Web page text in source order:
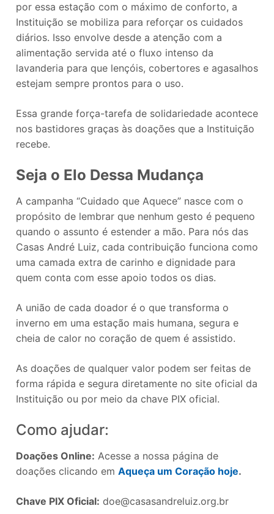
por essa estação com o máximo de conforto, a
Instituição se mobiliza para reforçar os cuidados
diários. Isso envolve desde a atenção com a
alimentação servida até o fluxo intenso da
lavanderia para que lençóis, cobertores e agasalhos
estejam sempre prontos para o uso.
Essa grande força-tarefa de solidariedade acontece
nos bastidores graças às doações que a Instituição
recebe.
Seja o Elo Dessa Mudança
A campanha “Cuidado que Aquece” nasce com o
propósito de lembrar que nenhum gesto é pequeno
quando o assunto é estender a mão. Para nós das
Casas André Luiz, cada contribuição funciona como
uma camada extra de carinho e dignidade para
quem conta com esse apoio todos os dias.
A união de cada doador é o que transforma o
inverno em uma estação mais humana, segura e
cheia de calor no coração de quem é assistido.
As doações de qualquer valor podem ser feitas de
forma rápida e segura diretamente no site oficial da
Instituição ou por meio da chave PIX oficial.
Como ajudar:
Doações Online: Acesse a nossa página de
doações clicando em Aqueça um Coração hoje.
Chave PIX Oficial: doe@casasandreluiz.org.br